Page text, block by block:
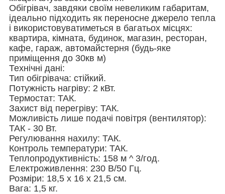
Обігрівач, завдяки своїм невеликим габаритам,
ідеально підходить як переносне джерело тепла
і використовуватиметься в багатьох місцях:
квартира, кімната, будинок, магазин, ресторан,
кафе, гараж, автомайстерня (будь-яке
приміщення до 30кв м)
Технічні дані:
Тип обігрівача: стійкий.
Потужність нагріву: 2 кВт.
Термостат: ТАК.
Захист від перегріву: ТАК.
Можливість лише подачі повітря (вентилятор):
ТАК - 30 Вт.
Регулювання нахилу: ТАК.
Контроль температури: ТАК.
Теплопродуктивність: 158 м ^ 3/год.
Електроживлення: 230 В/50 Гц.
Розміри: 18,5 х 16 х 21,5 см.
Вага: 1,5 кг.